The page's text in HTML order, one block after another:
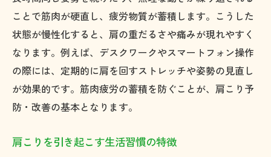
ストレスが肩こりに与える影響を探る
ストレスと肩こりの深い関係を解説
精神的緊張が肩こりを引き起こす理由
ストレス軽減が肩こり改善につながる
肩こり悪化を防ぐストレス対策の実践法
ストレス性肩こりを見抜くチェックポイン
ことで筋肉が硬直し、疲労物質が蓄積します。こうした
状態が慢性化すると、肩の重だるさや痛みが現れやすく
なります。例えば、デスクワークやスマートフォン操作
の際には、定期的に肩を回すストレッチや姿勢の見直し
が効果的です。筋肉疲労の蓄積を防ぐことが、肩こり予
防・改善の基本となります。
肩こりを引き起こす生活習慣の特徴